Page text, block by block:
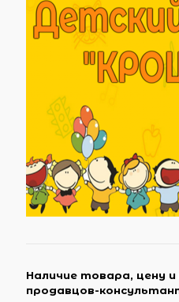
Наличие товара, цену
продавцов-